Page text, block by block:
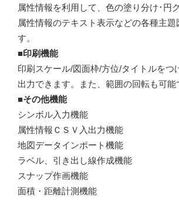
属性情報を利用して、色の塗り分け･円
属性情報のテキスト表示などの各種主題
す。
■印刷機能
印刷スケール/図面枠/方位/タイトルをつ
出力できます。また、範囲の回転も可能
■その他機能
シンボル入力機能
属性情報ＣＳＶ入出力機能
地図データインポート機能
ラベル、引き出し線作成機能
スナップ作画機能
面積・距離計測機能